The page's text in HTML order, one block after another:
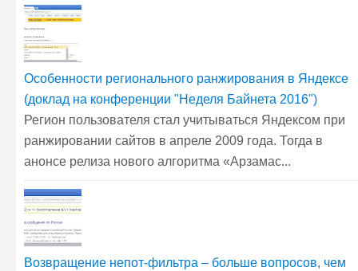
Особенности регионального ранжирования в Яндексе
(доклад на конференции "Неделя Байнета 2016")
Регион пользователя стал учитываться Яндексом при
ранжировании сайтов в апреле 2009 года. Тогда в
анонсе релиза нового алгоритма «Арзамас...
Возвращение непот-фильтра – больше вопросов, чем